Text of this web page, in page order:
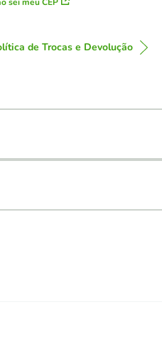
de Trocas e Devolução